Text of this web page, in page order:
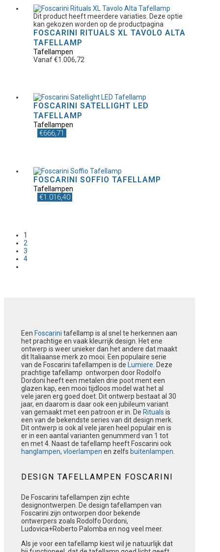
Dit product heeft meerdere variaties. Deze optie
kan gekozen worden op de productpagina
FOSCARINI RITUALS XL TAVOLO ALTA
TAFELLAMP
Tafellampen
Vanaf€1.006,72
FOSCARINI SATELLIGHT LED
TAFELLAMP
Tafellampen
€666,71
FOSCARINI SOFFIO TAFELLAMP
Tafellampen
€1.016,40
1
2
3
4
Een Foscarini tafellamp is al snel te herkennen aan
het prachtige en vaak kleurrijk design. Het ene
ontwerp is weer unieker dan het andere dat maakt
dit Italiaanse merk zo mooi. Een populaire serie
van de Foscarini tafellampen is de Lumiere . Deze
prachtige tafellamp ontworpen door Rodolfo
Dordoni heeft een metalen drie poot ment een
glazen kap, een mooi tijdloos model wat het al
vele jaren erg goed doet. Dit ontwerp bestaat al 30
jaar, en daarom is daar ook een jubileum variant
van gemaakt met een patroon er in. De Rituals is
een van de bekendste series van dit design merk.
Dit ontwerp is ook al vele jaren heel populair en is
er in een aantal varianten genummerd van 1 tot
en met 4. Naast de tafellamp heeft Foscarini ook
hanglampen, vloerlampen en zelfs buitenlampen
DESIGN TAFELLAMPEN FOSCARINI
De Foscarini tafellampen zijn echte
designontwerpen. De design tafellampen van
Foscarini zijn ontworpen door bekende
ontwerpers zoals Rodolfo Dordoni,
Ludovica+Roberto Palomba en nog veel meer.
Als je voor een tafellamp kiest wil je natuurlijk dat